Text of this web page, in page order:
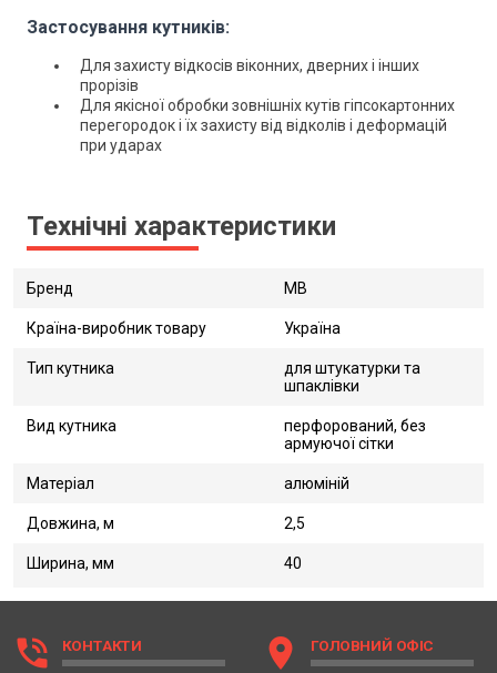
Застосування кутників:
Для захисту відкосів віконних, дверних і інших
прорізів
Для якісної обробки зовнішніх кутів гіпсокартонних
перегородок і їх захисту від відколів і деформацій
при ударах
Технічні характеристики
Бренд MB
Країна-виробник товару Україна
Тип кутника
для штукатурки та
шпаклівки
Вид кутника
перфорований, без
армуючої сітки
Матеріал алюміній
Довжина, м 2,5
Ширина, мм 40
phone_in_talk КОНТАКТИ location_on ГОЛОВНИЙ ОФІС